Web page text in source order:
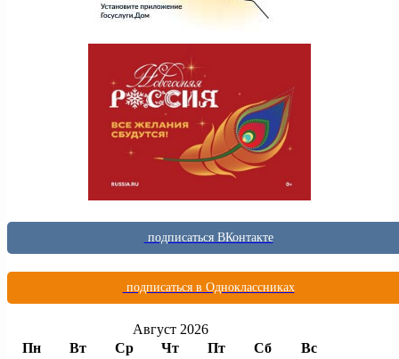
подписаться ВКонтакте
подписаться в Одноклассниках
Август 2026
Пн
Вт Ср Чт Пт Сб Вс